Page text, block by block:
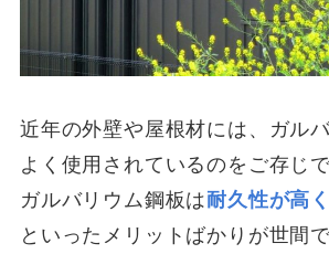
近年の外壁や屋根材には、ガル
よく使用されているのをご存じ
ガルバリウム鋼板は耐久性が高
といったメリットばかりが世間